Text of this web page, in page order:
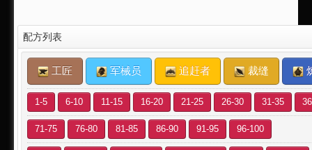
配方列表
工匠 军械员 追赶者 裁缝
1-5 6-10 11-15 16-20 21-25 26-30 31-35
71-75 76-80 81-85 86-90 91-95 96-100